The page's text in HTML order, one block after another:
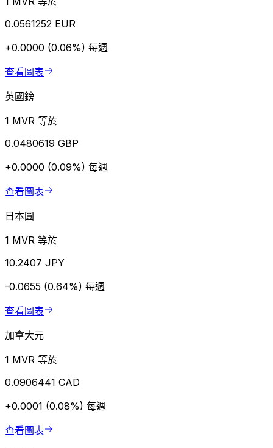
0.0561252 EUR
+0.0000 (0.06%) 每週
查看圖表
英國鎊
1 MVR 等於
0.0480619 GBP
+0.0000 (0.09%) 每週
查看圖表
日本圓
1 MVR 等於
10.2407 JPY
-0.0655 (0.64%) 每週
查看圖表
加拿大元
1 MVR 等於
0.0906441 CAD
+0.0001 (0.08%) 每週
查看圖表